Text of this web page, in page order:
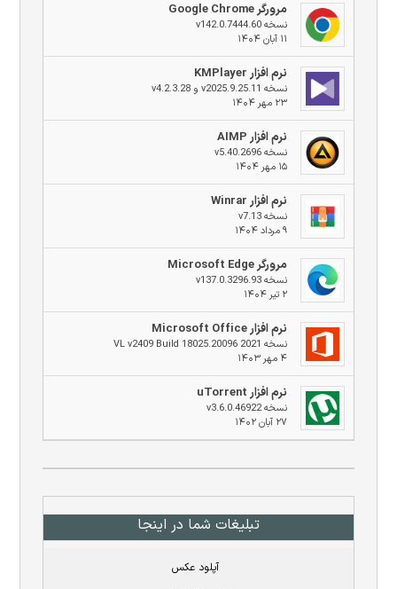
مرورگر Google Chrome
نسخه v142.0.7444.60
۱۱ آبان ۱۴۰۴
نرم افزار KMPlayer
نسخه v2025.9.25.11 و v4.2.3.28
۲۳ مهر ۱۴۰۴
نرم افزار AIMP
نسخه v5.40.2696
۱۵ مهر ۱۴۰۴
نرم افزار Winrar
نسخه v7.13
۹ مرداد ۱۴۰۴
مرورگر Microsoft Edge
نسخه v137.0.3296.93
۲ تیر ۱۴۰۴
نرم افزار Microsoft Office
نسخه 2021 VL v2409 Build 18025.20096
۴ مهر ۱۴۰۳
نرم افزار uTorrent
نسخه v3.6.0.46922
۲۷ آبان ۱۴۰۲
تبلیغات شما در اینجا
آپلود عکس